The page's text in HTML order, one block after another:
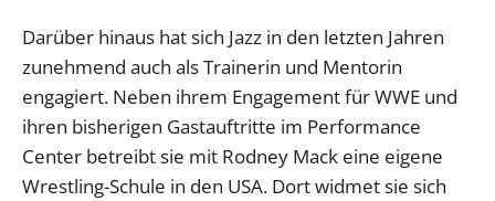
Darüber hinaus hat sich Jazz in den letzten Jahren
zunehmend auch als Trainerin und Mentorin
engagiert. Neben ihrem Engagement für WWE und
ihren bisherigen Gastauftritte im Performance
Center betreibt sie mit Rodney Mack eine eigene
Wrestling-Schule in den USA. Dort widmet sie sich